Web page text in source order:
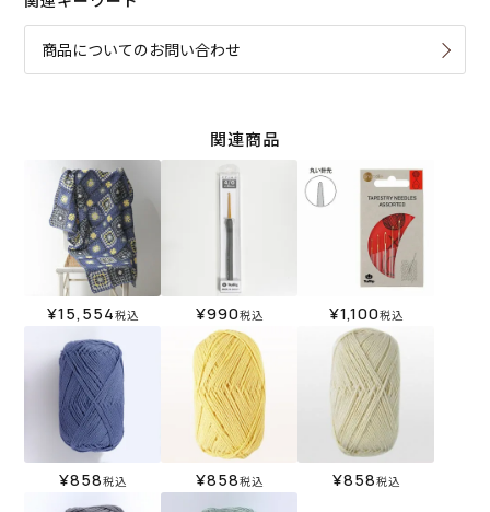
商品についてのお問い合わせ
関連商品
¥15,554税込 ¥990税込 ¥1,100税込
¥858税込 ¥858税込 ¥858税込